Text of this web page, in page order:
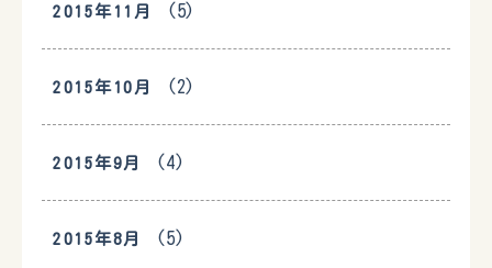
2015年11月 (5)
2015年10月 (2)
2015年9月 (4)
2015年8月 (5)